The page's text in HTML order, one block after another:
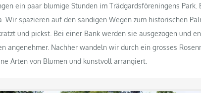
ein paar blumige Stunden im Trädgardsföreningens Park.
Wir spazieren auf den sandigen Wegen zum historischen
und pickst. Bei einer Bank werden sie ausgezogen und
angenehmer. Nachher wandeln wir durch ein grosses
Arten von Blumen und kunstvoll arrangiert.